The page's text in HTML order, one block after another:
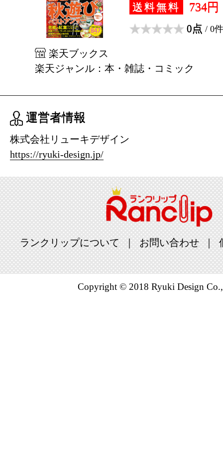
送料無料 734円
0点 / 0件
楽天ブックス
楽天ジャンル：本・雑誌・コミック
運営者情報
株式会社リューキデザイン
https://ryuki-design.jp/
ランクリップについて お問い合わせ
Copyright © 2018 Ryuki Design